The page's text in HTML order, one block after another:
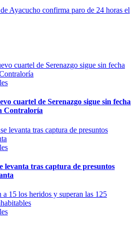
Ayacucho confirma paro de 24 horas el
cuartel de Serenazgo sigue sin fecha
Contraloría
levanta tras captura de presuntos